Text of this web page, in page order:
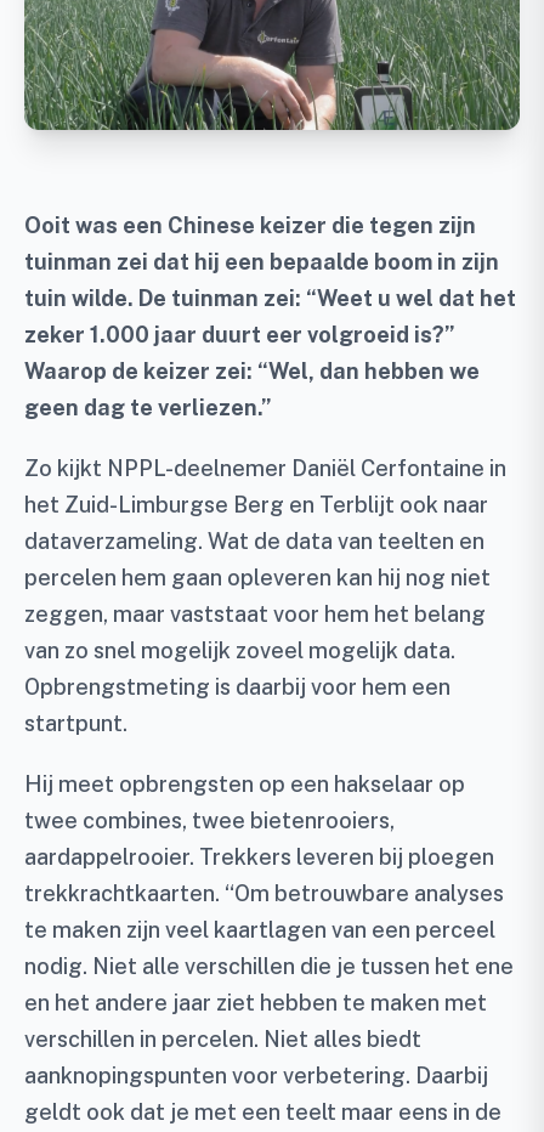
Ooit was een Chinese keizer die tegen zijn
tuinman zei dat hij een bepaalde boom in zijn
tuin wilde. De tuinman zei: “Weet u wel dat het
zeker 1.000 jaar duurt eer volgroeid is?”
Waarop de keizer zei: “Wel, dan hebben we
geen dag te verliezen.”
Zo kijkt NPPL-deelnemer Daniël Cerfontaine in
het Zuid-Limburgse Berg en Terblijt ook naar
dataverzameling. Wat de data van teelten en
percelen hem gaan opleveren kan hij nog niet
zeggen, maar vaststaat voor hem het belang
van zo snel mogelijk zoveel mogelijk data.
Opbrengstmeting is daarbij voor hem een
startpunt.
Hij meet opbrengsten op een hakselaar op
twee combines, twee bietenrooiers,
aardappelrooier. Trekkers leveren bij ploegen
trekkrachtkaarten. “Om betrouwbare analyses
te maken zijn veel kaartlagen van een perceel
nodig. Niet alle verschillen die je tussen het ene
en het andere jaar ziet hebben te maken met
verschillen in percelen. Niet alles biedt
aanknopingspunten voor verbetering. Daarbij
geldt ook dat je met een teelt maar eens in de